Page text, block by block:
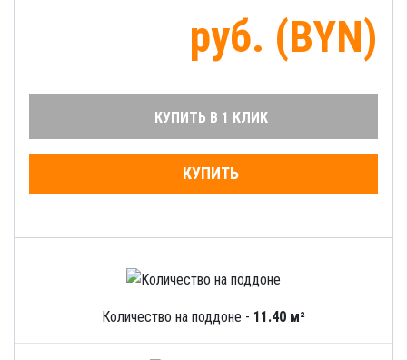
руб. (BYN)
КУПИТЬ В 1 КЛИК
КУПИТЬ
Количество на поддоне - 11.40 м²